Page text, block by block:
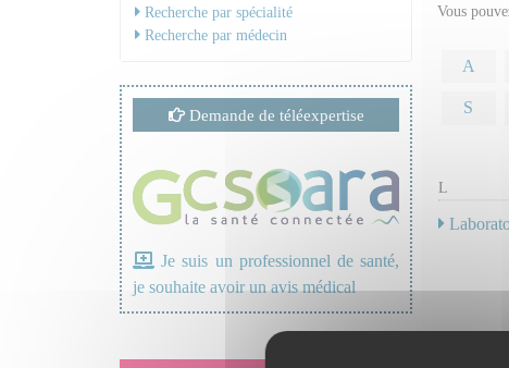
Recherche par spécialité
Recherche par médecin
Demande de téléexpertise
Je suis un professionnel de santé,
je souhaite avoir un avis médical
Vous
A
S
L